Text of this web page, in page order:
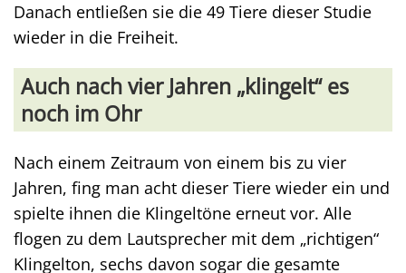
Danach entließen sie die 49 Tiere dieser Studie
wieder in die Freiheit.
Auch nach vier Jahren „klingelt“ es
noch im Ohr
Nach einem Zeitraum von einem bis zu vier
Jahren, fing man acht dieser Tiere wieder ein und
spielte ihnen die Klingeltöne erneut vor. Alle
flogen zu dem Lautsprecher mit dem „richtigen“
Klingelton, sechs davon sogar die gesamte